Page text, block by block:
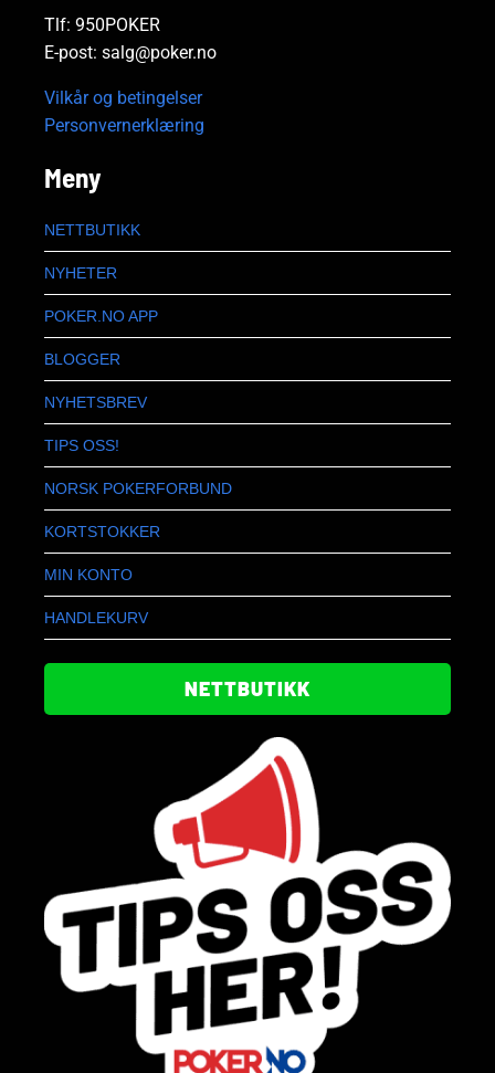
Tlf: 950POKER
E-post: salg@poker.no
Vilkår og betingelser
Personvernerklæring
Meny
NETTBUTIKK
NYHETER
POKER.NO APP
BLOGGER
NYHETSBREV
TIPS OSS!
NORSK POKERFORBUND
KORTSTOKKER
MIN KONTO
HANDLEKURV
NETTBUTIKK